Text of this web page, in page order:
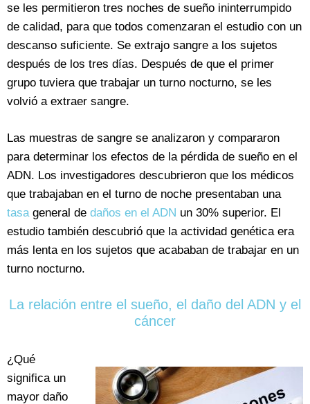
se les permitieron tres noches de sueño ininterrumpido
de calidad, para que todos comenzaran el estudio con un
descanso suficiente. Se extrajo sangre a los sujetos
después de los tres días. Después de que el primer
grupo tuviera que trabajar un turno nocturno, se les
volvió a extraer sangre.
Las muestras de sangre se analizaron y compararon
para determinar los efectos de la pérdida de sueño en el
ADN. Los investigadores descubrieron que los médicos
que trabajaban en el turno de noche presentaban una
tasageneral de daños en el ADN un 30% superior. El
estudio también descubrió que la actividad genética era
más lenta en los sujetos que acababan de trabajar en un
turno nocturno.
La relación entre el sueño, el daño del ADN y el
cáncer
¿Qué
significa un
mayor daño